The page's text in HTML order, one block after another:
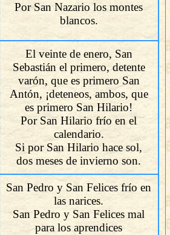
Por San Nazario los montes
blancos.
El veinte de enero, San
Sebastián el primero, detente
varón, que es primero San
Antón, ¡deteneos, ambos, que
es primero San Hilario!
Por San Hilario frío en el
calendario.
Si por San Hilario hace sol,
dos meses de invierno son.
San Pedro y San Felices frío en
las narices.
San Pedro y San Felices mal
para los aprendices